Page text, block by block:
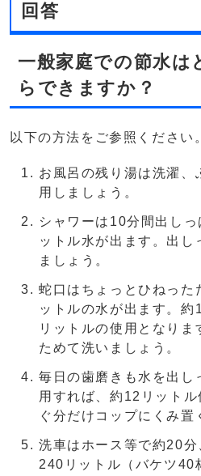
回答
一般家庭での節水は
らできますか？
以下の方法をご参照ください。
お風呂の残り湯は洗濯、
用しましょう。
シャワーは10分間出し
ットル水が出ます。出し
ましょう。
蛇口はちょっとひねった
ットルの水が出ます。
リットルの使用となりま
ためて洗いましょう。
毎日の歯磨きも水を出し
用すれば、約12リット
ぐ分だけコップにくみ置
洗車はホース等で約20
240リットル（バケツ40